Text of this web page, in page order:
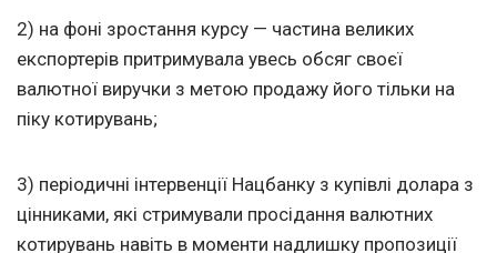
2) на фоні зростання курсу — частина великих
експортерів притримувала увесь обсяг своєї
валютної виручки з метою продажу його тільки на
піку котирувань;
3) періодичні інтервенції Нацбанку з купівлі долара з
цінниками, які стримували просідання валютних
котирувань навіть в моменти надлишку пропозиції